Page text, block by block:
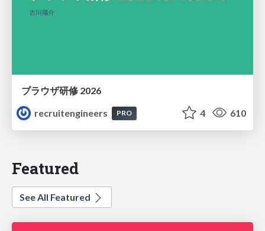
ブラウザ研修 2026
recruitengineers
PRO 4 610
Featured
See All Featured